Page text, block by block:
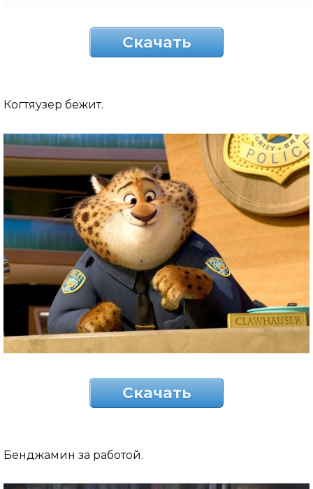
Скачать
Когтяузер бежит.
Скачать
Бенджамин за работой.